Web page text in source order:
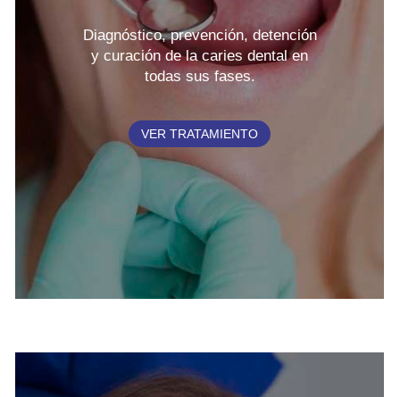
Diagnóstico, prevención, detención
y curación de la caries dental en
todas sus fases.
VER TRATAMIENTO